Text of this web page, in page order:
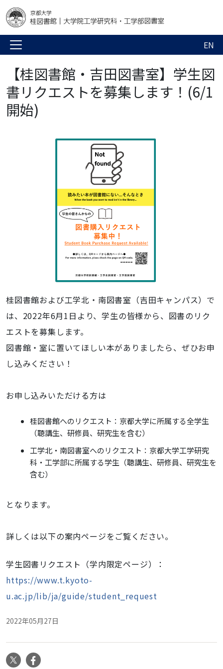
EN
【桂図書館・吉田図書室】学生図
書リクエストを募集します！(6/1
開始)
桂図書館および工学北・南図書室（吉田キャンパス）で
は、2022年6月1日より、学生の皆様から、図書のリク
エストを募集します。
図書館・室に置いてほしい本がありましたら、ぜひお申
し込みください！
お申し込みいただける方は
桂図書館へのリクエスト：京都大学に所属する全学生
（聴講生、研修員、研究生を含む）
工学北・南図書室へのリクエスト：京都大学工学研究
科・工学部に所属する学生（聴講生、研修員、研究生を
含む）
となります。
詳しくは以下の案内ページをご覧ください。
学生図書リクエスト（学内限定ページ）：
https://www.t.kyoto-
u.ac.jp/lib/ja/guide/student_request
2022年05月27日
X